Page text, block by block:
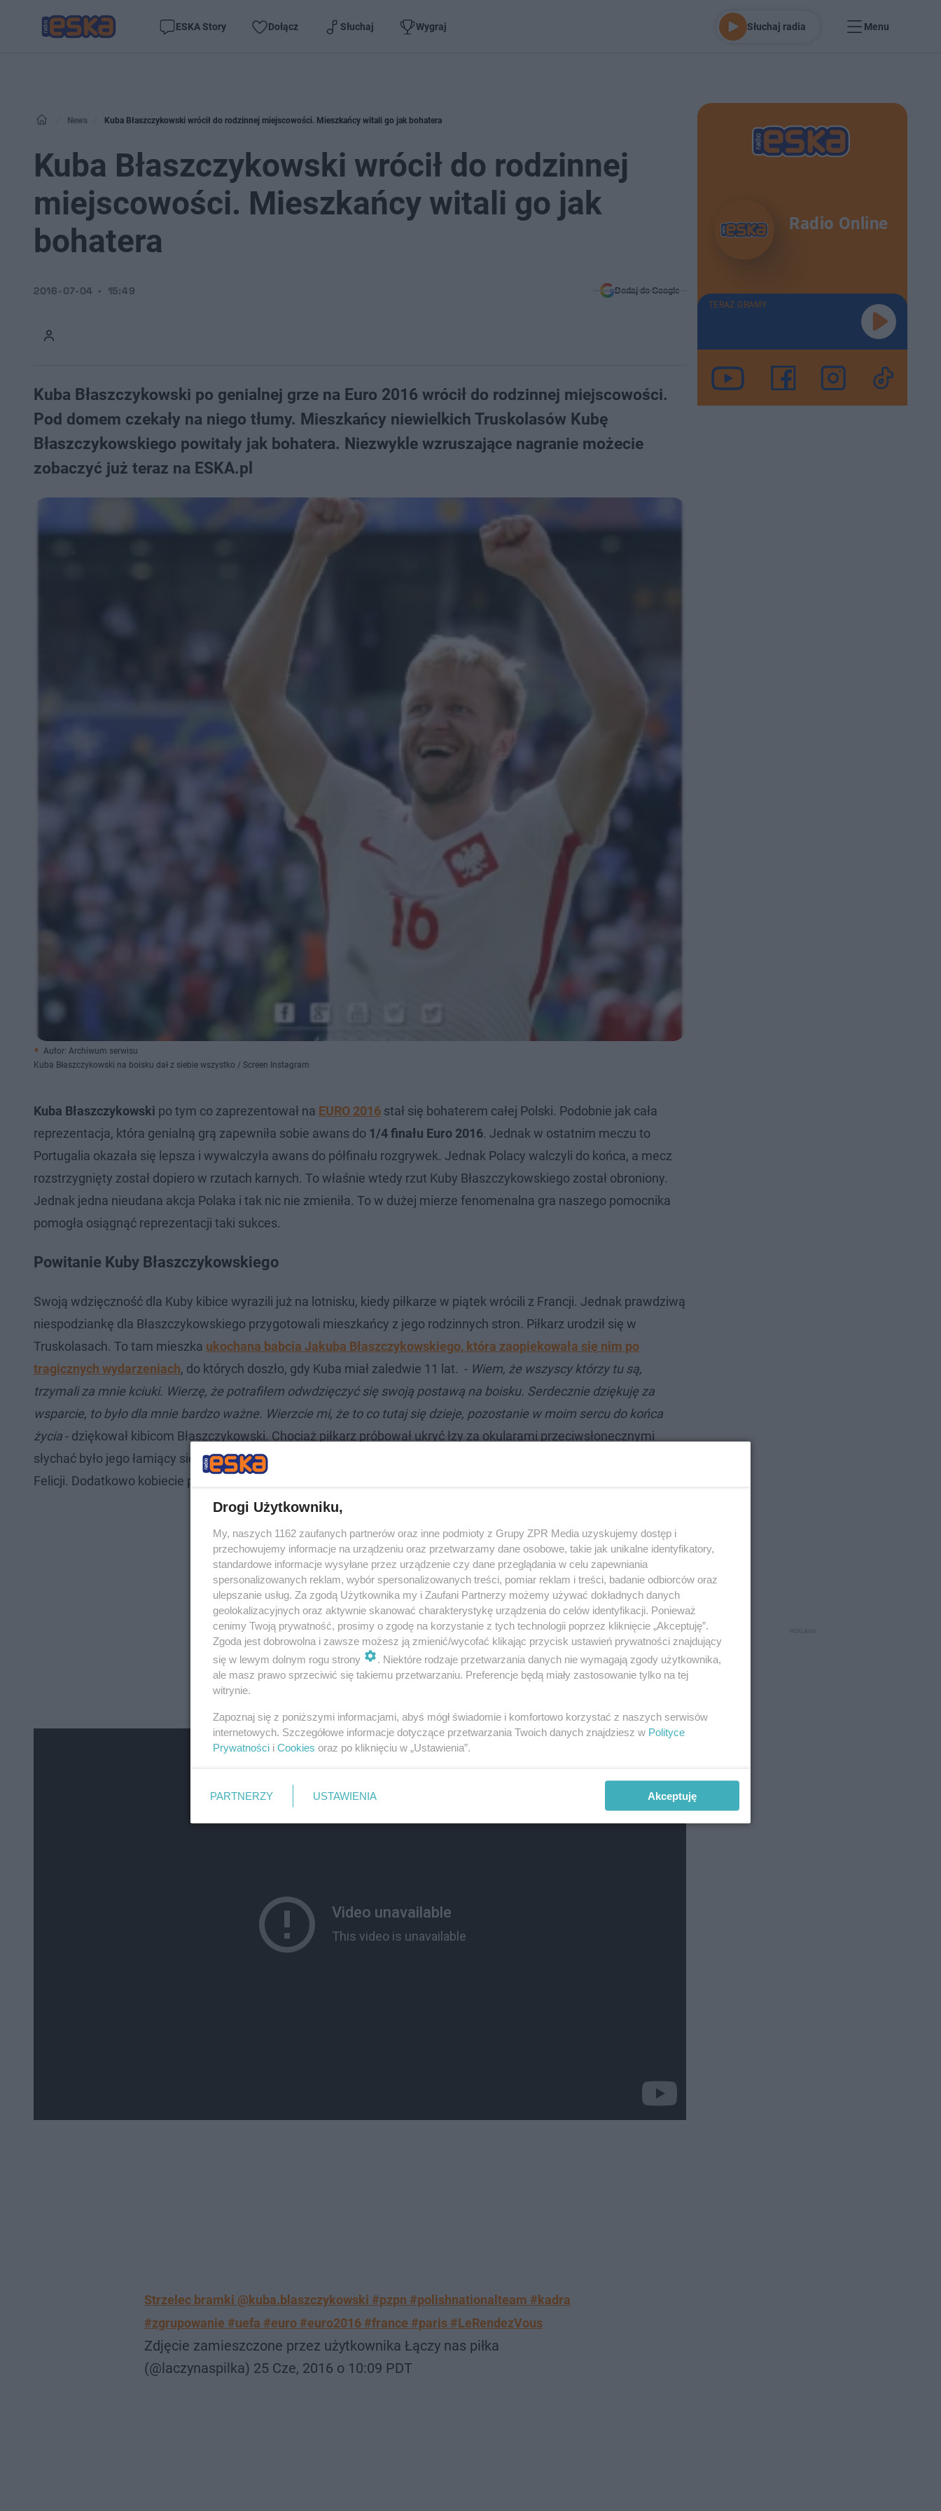
ESKA Story Dołącz Słuchaj Wygraj Słuchaj radia Menu
News Kuba Błaszczykowski wrócił do rodzinnej miejscowości. Mieszkańcy witali go jak bohatera
Kuba Błaszczykowski wrócił do rodzinnej
miejscowości. Mieszkańcy witali go jak
bohatera
2016-07-04 15:49 Dodaj do Google
Kuba Błaszczykowski po genialnej grze na Euro 2016 wrócił do rodzinnej miejscowości.
Pod domem czekały na niego tłumy. Mieszkańcy niewielkich Truskolasów Kubę
Błaszczykowskiego powitały jak bohatera. Niezwykle wzruszające nagranie możecie
zobaczyć już teraz na ESKA.pl
Autor: Archiwum serwisu
Kuba Błaszczykowski na boisku dał z siebie wszystko / Screen Instagram
Kuba Błaszczykowski po tym co zaprezentował na EURO 2016 stał się bohaterem całej Polski. Podobnie jak cała
reprezentacja, która genialną grą zapewniła sobie awans do 1/4 finału Euro 2016. Jednak w ostatnim meczu to
Portugalia okazała się lepsza i wywalczyła awans do półfinału rozgrywek. Jednak Polacy walczyli do końca, a mecz
rozstrzygnięty został dopiero w rzutach karnych. To właśnie wtedy rzut Kuby Błaszczykowskiego został obroniony.
Jednak jedna nieudana akcja Polaka i tak nic nie zmieniła. To w dużej mierze fenomenalna gra naszego pomocnika
pomogła osiągnąć reprezentacji taki sukces.
Powitanie Kuby Błaszczykowskiego
Swoją wdzięczność dla Kuby kibice wyrazili już na lotnisku, kiedy piłkarze w piątek wrócili z Francji. Jednak prawdziwą
niespodziankę dla Błaszczykowskiego przygotowali mieszkańcy z jego rodzinnych stron. Piłkarz urodził się w
Truskolasach. To tam mieszka ukochana babcia Jakuba Błaszczykowskiego, która zaopiekowała się nim po
tragicznych wydarzeniach, do których doszło, gdy Kuba miał zaledwie 11 lat. - Wiem, że wszyscy którzy tu są,
trzymali za mnie kciuki. Wierzę, że potrafiłem odwdzięczyć się swoją postawą na boisku. Serdecznie dziękuję za
wsparcie, to było dla mnie bardzo ważne. Wierzcie mi, że to co tutaj się dzieje, pozostanie w moim sercu do końca
życia- dziękował kibicom Błaszczykowski. Chociaż piłkarz próbował ukryć łzy za okularami przeciwsłonecznymi
słychać było jego łamiący się głos. Wzruszony Kuba Błaszczykowski nie zapomniał też o podziękowaniach dla babci
Felicji. Dodatkowo kobiecie podziękowali zabrani fani, głośno skandując "niech żyje babcia".
Strzelec bramki @kuba.blaszczykowski #pzpn #polishnationalteam #kadra
#zgrupowanie #uefa #euro #euro2016 #france #paris #LeRendezVous
Zdjęcie zamieszczone przez użytkownika Łączy nas piłka
(@laczynaspilka) 25 Cze, 2016 o 10:09 PDT
Radio Online
TERAZ GRAMY
Drogi Użytkowniku,
My, naszych 1162 zaufanych partnerów oraz inne podmioty z Grupy ZPR Media uzyskujemy dostęp i
przechowujemy informacje na urządzeniu oraz przetwarzamy dane osobowe, takie jak unikalne identyfikatory,
standardowe informacje wysyłane przez urządzenie czy dane przeglądania w celu zapewniania
spersonalizowanych reklam, wybór spersonalizowanych treści, pomiar reklam i treści, badanie odbiorców oraz
ulepszanie usług. Za zgodą Użytkownika my i Zaufani Partnerzy możemy używać dokładnych danych
geolokalizacyjnych oraz aktywnie skanować charakterystykę urządzenia do celów identyfikacji. Ponieważ
cenimy Twoją prywatność, prosimy o zgodę na korzystanie z tych technologii poprzez kliknięcie „Akceptuję”.
Zgoda jest dobrowolna i zawsze możesz ją zmienić/wycofać klikając przycisk ustawień prywatności znajdujący
się w lewym dolnym rogu strony
. Niektóre rodzaje przetwarzania danych nie wymagają zgody użytkownika,
ale masz prawo sprzeciwić się takiemu przetwarzaniu. Preferencje będą miały zastosowanie tylko na tej
witrynie.
Zapoznaj się z poniższymi informacjami, abyś mógł świadomie i komfortowo korzystać z naszych serwisów
internetowych. Szczegółowe informacje dotyczące przetwarzania Twoich danych znajdziesz w Polityce
Prywatności i Cookies oraz po kliknięciu w „Ustawienia”.
PARTNERZY USTAWIENIA Akceptuję